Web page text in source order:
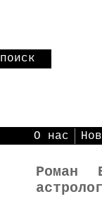
поиск
О нас
Роман